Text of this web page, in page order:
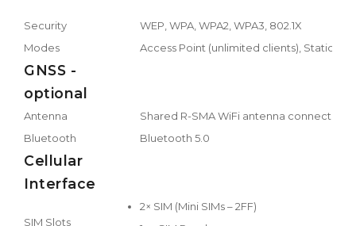
Security
WEP, WPA, WPA2, WPA3, 802.1X
Modes
Access Point (unlimited clients), Station,
GNSS -
optional
Antenna
Shared R-SMA WiFi antenna connector
Bluetooth
Bluetooth 5.0
Cellular
Interface
SIM Slots
2× SIM (Mini SIMs – 2FF)